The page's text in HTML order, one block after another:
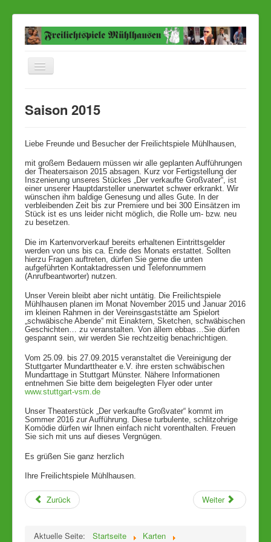
Navigation
Aktuelles Stück
Ensemble
Termine
Karten
Anfahrt
Presse
Kontakt
Links
Saison 2015
Liebe Freunde und Besucher der Freilichtspiele Mühlhausen,
mit großem Bedauern müssen wir alle geplanten Aufführungen
der Theatersaison 2015 absagen. Kurz vor Fertigstellung der
Inszenierung unseres Stückes „Der verkaufte Großvater“, ist
einer unserer Hauptdarsteller unerwartet schwer erkrankt. Wir
wünschen ihm baldige Genesung und alles Gute. In der
verbleibenden Zeit bis zur Premiere und bei 300 Einsätzen im
Stück ist es uns leider nicht möglich, die Rolle um- bzw. neu
zu besetzen.
Die im Kartenvorverkauf bereits erhaltenen Eintrittsgelder
werden von uns bis ca. Ende des Monats erstattet. Sollten
hierzu Fragen auftreten, dürfen Sie gerne die unten
aufgeführten Kontaktadressen und Telefonnummern
(Anrufbeantworter) nutzen.
Unser Verein bleibt aber nicht untätig. Die Freilichtspiele
Mühlhausen planen im Monat November 2015 und Januar 2016
im kleinen Rahmen in der Vereinsgaststätte am Spielort
„schwäbische Abende“ mit Einaktern, Sketchen, schwäbischen
Geschichten… zu veranstalten. Von ällem ebbas…Sie dürfen
gespannt sein, wir werden Sie rechtzeitig benachrichtigen.
Vom 25.09. bis 27.09.2015 veranstaltet die Vereinigung der
Stuttgarter Mundarttheater e.V. ihre ersten schwäbischen
Mundarttage in Stuttgart Münster. Nähere Informationen
entnehmen Sie bitte dem beigelegten Flyer oder unter
www.stuttgart-vsm.de
Unser Theaterstück „Der verkaufte Großvater“ kommt im
Sommer 2016 zur Aufführung. Diese turbulente, schlitzohrige
Komödie dürfen wir Ihnen einfach nicht vorenthalten. Freuen
Sie sich mit uns auf dieses Vergnügen.
Es grüßen Sie ganz herzlich
Ihre Freilichtspiele Mühlhausen.
Zurück Weiter
Aktuelle Seite: Startseite
Karten